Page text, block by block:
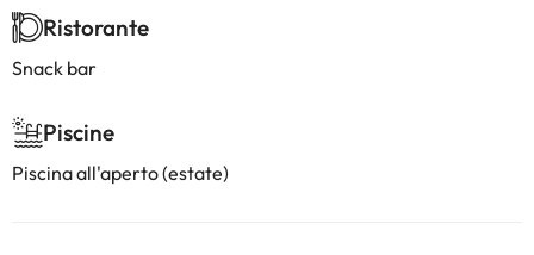
Ristorante
Snack bar
Piscine
Piscina all'aperto (estate)